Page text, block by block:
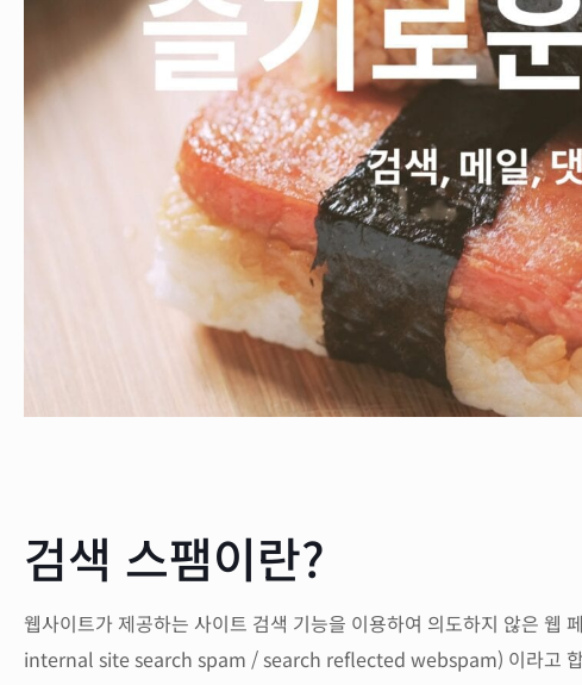
검색 스팸이란?
웹사이트가 제공하는 사이트 검색 기능을 이용하여 의도하지 않은
internal site search spam / search reflected webspam) 이라고